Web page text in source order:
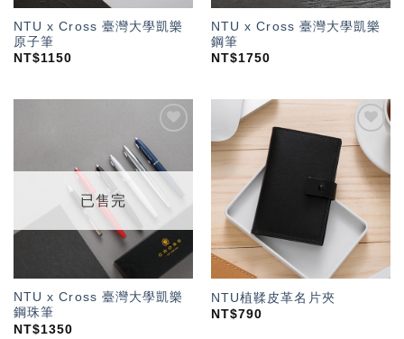
NTU x Cross 臺灣大學凱樂
原子筆
NT$1150
NTU x Cross 臺灣大學凱樂
鋼筆
NT$1750
望輕
已售完
NTU x Cross 臺灣大學凱樂
鋼珠筆
NT$1350
加入
「願
望輕
單」
NTU植鞣皮革名片夾
NT$790